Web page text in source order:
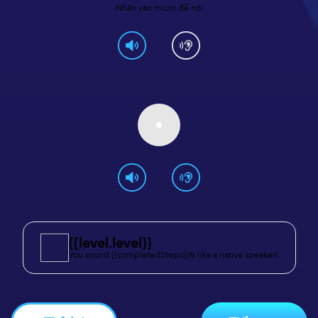
Nhấn vào micro để nói
{{level.level}}
You sound {{completedSteps}}% like a native speaker!